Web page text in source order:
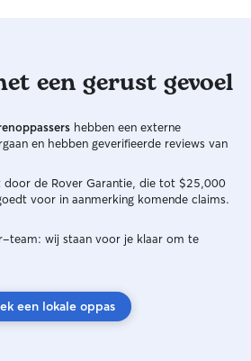
een gerust gevoel
hebben een externe
en hebben geverifieerde reviews van
door de Rover Garantie, die tot $25,000
voor in aanmerking komende claims.
team: wij staan voor je klaar om te
een lokale oppas